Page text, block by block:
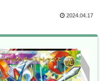
2024.04.17